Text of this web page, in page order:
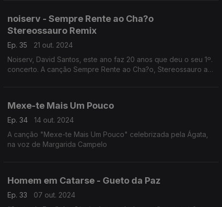
noiserv - Sempre Rente ao Cha?o
Stereossauro Remix
Ep. 35
21 out. 2024
Noiserv, David Santos, este ano faz 20 anos que deu o seu 1º.
concerto. A canção Sempre Rente ao Cha?o, Stereossauro a
Mexe-te Mais Um Pouco
Ep. 34
14 out. 2024
A canção "Mexe-te Mais Um Pouco" celebrizada pela Ágata,
na voz de Margarida Campelo
Homem em Catarse - Gueto da Paz
Ep. 33
07 out. 2024